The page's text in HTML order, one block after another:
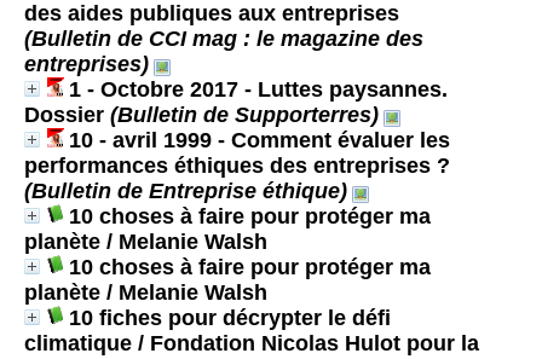
des aides publiques aux entreprises
(Bulletin de CCI mag : le magazine des
entreprises)
1 - Octobre 2017 - Luttes paysannes.
Dossier (Bulletin de Supporterres)
10 - avril 1999 - Comment évaluer les
performances éthiques des entreprises ?
(Bulletin de Entreprise éthique)
10 choses à faire pour protéger ma
planète / Melanie Walsh
10 choses à faire pour protéger ma
planète / Melanie Walsh
10 fiches pour décrypter le défi
climatique / Fondation Nicolas Hulot pour la